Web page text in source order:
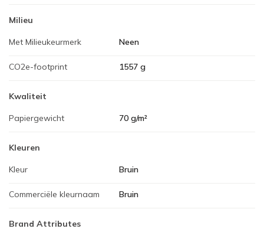
Milieu
Met Milieukeurmerk Neen
CO2e-footprint 1557 g
Kwaliteit
Papiergewicht 70 g/m²
Kleuren
Kleur Bruin
Commerciële kleurnaam Bruin
Brand Attributes